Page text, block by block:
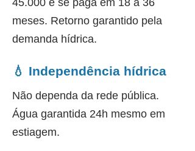
45.000 e se paga em 18 a 36
meses. Retorno garantido pela
demanda hídrica.
💧 Independência hídrica
Não dependa da rede pública.
Água garantida 24h mesmo em
estiagem.